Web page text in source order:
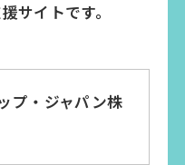
サイトです。
プ・ジャパン株